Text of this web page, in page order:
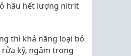
hầu hết lượng nitrit
thì khả năng loại bỏ
kỹ, ngâm trong